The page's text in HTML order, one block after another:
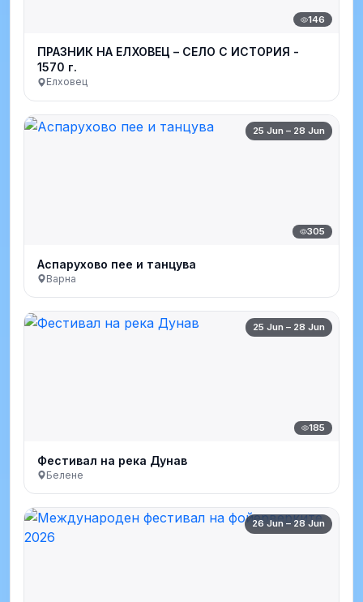
146
ПРАЗНИК НА ЕЛХОВЕЦ – СЕЛО С ИСТОРИЯ -
1570 г.
Елховец
25 Jun – 28 Jun
305
Аспарухово пее и танцува
Варна
25 Jun – 28 Jun
185
Фестивал на река Дунав
Белене
26 Jun – 28 Jun